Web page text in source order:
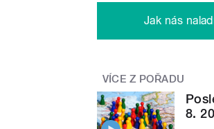
Jak nás
VÍCE Z POŘADU
8.